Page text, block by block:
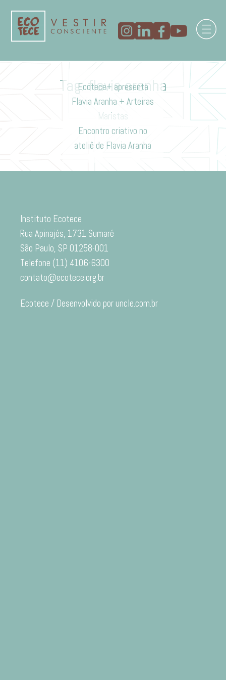
Tag:flavia aranha
Ecotece+ apresenta
Flavia Aranha + Arteiras
Maristas
Encontro criativo no
ateliê de Flavia Aranha
Instituto Ecotece
Rua Apinajés, 1731 Sumaré
São Paulo, SP 01258-001
Telefone (11) 4106-6300
contato@ecotece.org.br
Ecotece / Desenvolvido por uncle.com.br